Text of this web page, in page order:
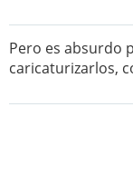
Pero es absurdo
caricaturizarlos,